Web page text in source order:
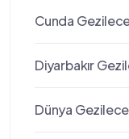
Cunda
Diyarbakır
Dünya